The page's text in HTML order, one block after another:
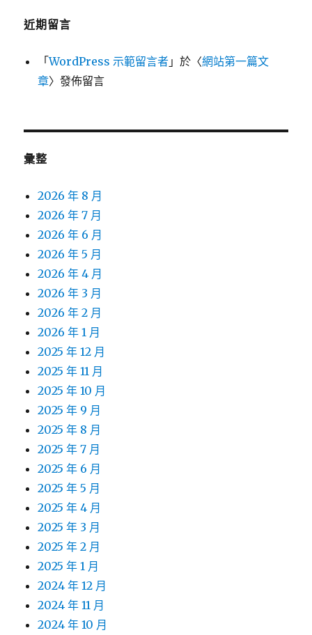
近期留言
「WordPress 示範留言者 」於〈網站第一篇文
章〉發佈留言
彙整
2026 年 8 月
2026 年 7 月
2026 年 6 月
2026 年 5 月
2026 年 4 月
2026 年 3 月
2026 年 2 月
2026 年 1 月
2025 年 12 月
2025 年 11 月
2025 年 10 月
2025 年 9 月
2025 年 8 月
2025 年 7 月
2025 年 6 月
2025 年 5 月
2025 年 4 月
2025 年 3 月
2025 年 2 月
2025 年 1 月
2024 年 12 月
2024 年 11 月
2024 年 10 月